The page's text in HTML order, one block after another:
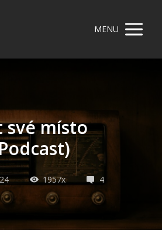
MENU
své místo
1957x 4